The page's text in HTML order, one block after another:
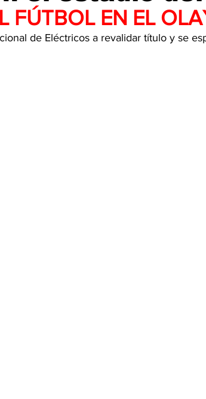
FÚTBOL EN EL
de Eléctricos a revalidar título y se